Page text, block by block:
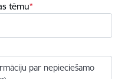
tēmu
par nepieciešamo